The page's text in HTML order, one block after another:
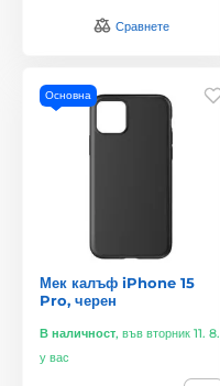
Сравнете
Основна
Мек калъф iPhone 15
Pro, черен
В наличност, във вторник 11. 8.
у вас